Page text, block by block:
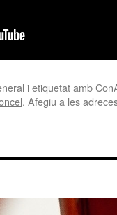
i etiquetat amb
. Afegiu a les